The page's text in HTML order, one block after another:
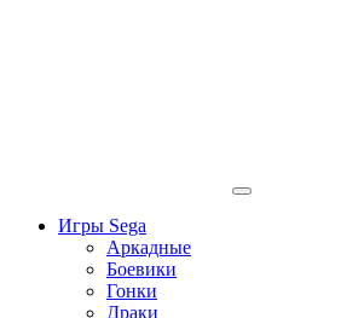
Игры Sega
Аркадные
Боевики
Гонки
Драки